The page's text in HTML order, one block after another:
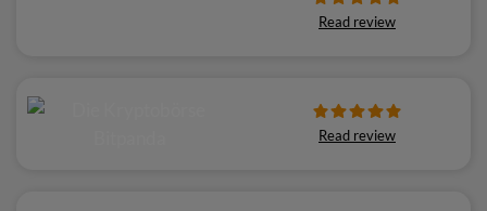
Read review
Read review